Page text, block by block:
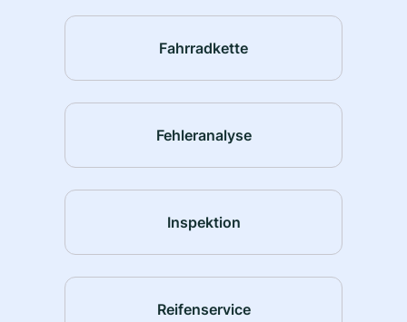
Fahrradkette
Fehleranalyse
Inspektion
Reifenservice